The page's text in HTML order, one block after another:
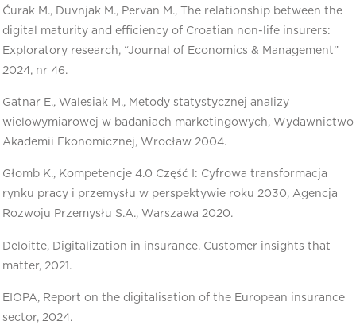
Ćurak M., Duvnjak M., Pervan M., The relationship between the
digital maturity and efficiency of Croatian non-life insurers:
Exploratory research, “Journal of Economics & Management”
2024, nr 46.
Gatnar E., Walesiak M., Metody statystycznej analizy
wielowymiarowej w badaniach marketingowych, Wydawnictwo
Akademii Ekonomicznej, Wrocław 2004.
Głomb K., Kompetencje 4.0 Część I: Cyfrowa transformacja
rynku pracy i przemysłu w perspektywie roku 2030, Agencja
Rozwoju Przemysłu S.A., Warszawa 2020.
Deloitte, Digitalization in insurance. Customer insights that
matter, 2021.
EIOPA, Report on the digitalisation of the European insurance
sector, 2024.